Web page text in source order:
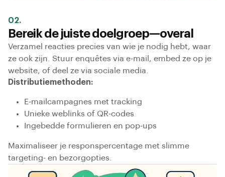
02.
Bereik de juiste doelgroep—overal
Verzamel reacties precies van wie je nodig hebt, waar
ze ook zijn. Stuur enquêtes via e-mail, embed ze op je
website, of deel ze via sociale media.
Distributiemethoden:
E-mailcampagnes met tracking
Unieke weblinks of QR-codes
Ingebedde formulieren en pop-ups
Maximaliseer je responspercentage met slimme
targeting- en bezorgopties.